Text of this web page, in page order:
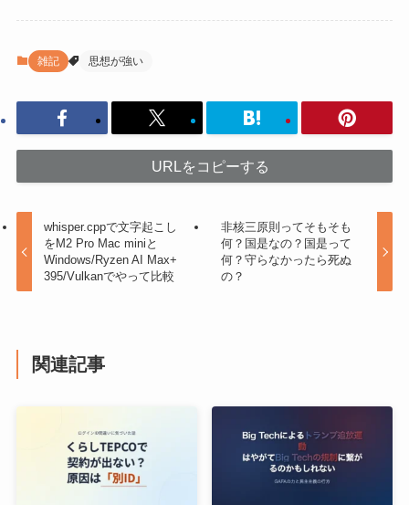
雑記 思想が強い
URLをコピーする
whisper.cppで文字起こし
をM2 Pro Mac miniと
Windows/Ryzen AI Max+
395/Vulkanでやって比較
非核三原則ってそもそも
何？国是なの？国是って
何？守らなかったら死ぬ
の？
関連記事